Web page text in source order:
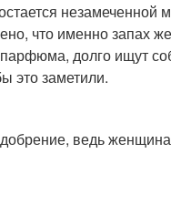
незамеченной
что именно запах
долго ищут
это заметили.
ведь